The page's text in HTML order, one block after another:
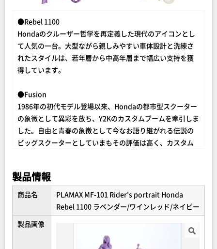
●Rebel 1100
Hondaのクルーザー哲学を再定義した現代のアイコンとし
て人気の一台。大型ながら親しみやすい車体設計と洗練さ
れたスタイルは、若年層から中高年層まで幅広い支持を獲
得しています。
●Fusion
1986年の初代モデル登場以来、Hondaの都市型スクーター
の象徴として異彩を放ち、Y2Kのカスタムブームを牽引しま
した。自由と青春の象徴として今なお語り継がれる伝説の
ビッグスクーターとしていまもその評価は高く、カスタム
●FTR 223
2000年に登場し、ストリートとカルチャーの接点を狙った
挑戦的モデル。フラットトラッカー由来のシンプルな構造
とスマートなシルエットは都市とバイクの関係性の象徴と
して多くの若者に支持され、現在でも根強いファンを惹き
製品情報
商品名
PLAMAX MF-101 Rider's portrait Honda
Rebel 1100 ラベンダー/ワインレッド/ネイビー
製品画像